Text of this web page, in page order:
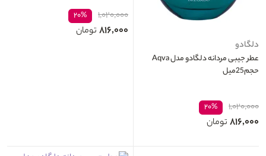
دلگادو
عطر جیبی مردانه دلگادو مدل Aqva
حجم25میل
۱,۰۲۰,۰۰۰ ۲۰%
۸۱۶,۰۰۰ تومان
۱,۰۲۰,۰۰۰ ۲۰%
۸۱۶,۰۰۰ تومان